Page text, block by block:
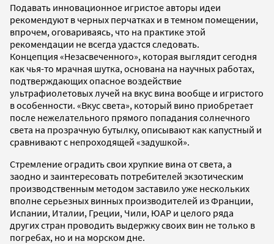
Подавать инновационное игристое авторы идеи
рекомендуют в черных перчатках и в темном помещении,
впрочем, оговариваясь, что на практике этой
рекомендации не всегда удастся следовать.
Концепция «Незасвеченного», которая выглядит сегодня
как чья-то мрачная шутка, основана на научных работах,
подтверждающих опасное воздействие
ультрафиолетовых лучей на вкус вина вообще и игристого
в особенности. «Вкус света», который вино приобретает
после нежелательного прямого попадания солнечного
света на прозрачную бутылку, описывают как капустный и
сравнивают с непроходящей «задушкой».
Стремление оградить свои хрупкие вина от света, а
заодно и заинтересовать потребителей экзотическим
производственным методом заставило уже нескольких
вполне серьезных винных производителей из Франции,
Испании, Италии, Греции, Чили, ЮАР и целого ряда
других стран проводить выдержку своих вин не только в
погребах, но и на морском дне.